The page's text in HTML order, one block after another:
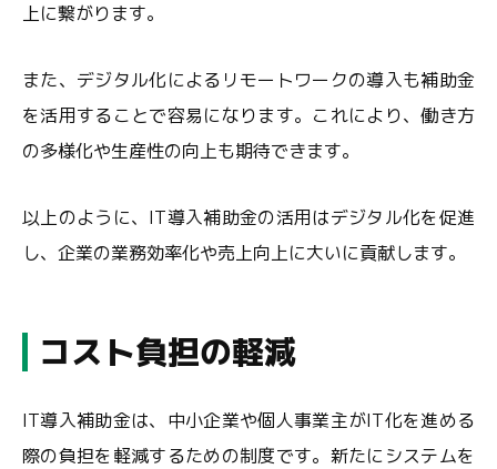
上に繋がります。
また、デジタル化によるリモートワークの導入も補助金
を活用することで容易になります。これにより、働き方
の多様化や生産性の向上も期待できます。
以上のように、IT導入補助金の活用はデジタル化を促進
し、企業の業務効率化や売上向上に大いに貢献します。
コスト負担の軽減
IT導入補助金は、中小企業や個人事業主がIT化を進める
際の負担を軽減するための制度です。新たにシステムを